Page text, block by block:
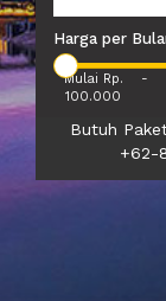
Harga per
Mulai Rp.
100.000
-
Butuh
+62-